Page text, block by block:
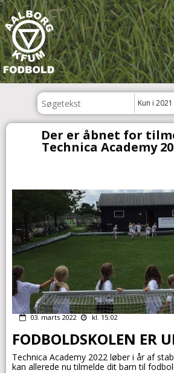
Kun i 2021
Der er åbnet for
Technica Academy
03. marts 2022 kl. 15:02
FODBOLDSKOLEN ER
Technica Academy 2022 løber i år af
kan allerede nu tilmelde dit barn til